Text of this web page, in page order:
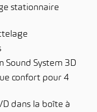
stationnaire
Sound System 3D
confort pour 4
dans la boîte à